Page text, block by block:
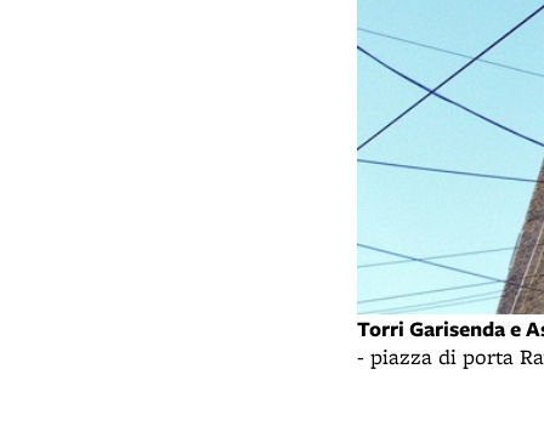
Torri Garisenda e
- piazza di porta